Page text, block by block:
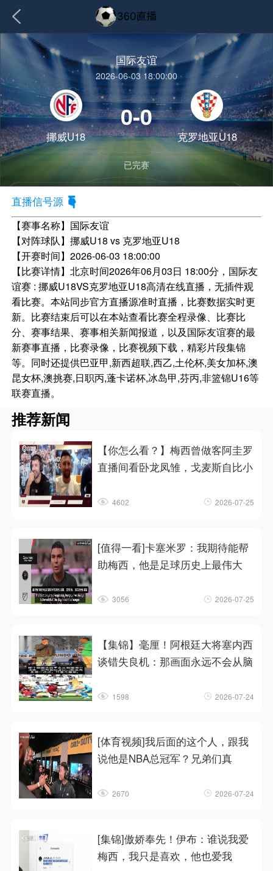
国际友谊
2026-06-03 18:00:00
挪威U18
0-0
克罗地亚U18
已完赛
直播信号源
【赛事名称】 国际友谊
【对阵球队】挪威U18 vs 克罗地亚U18
【开赛时间】2026-06-03 18:00:00
【比赛详情】北京时间2026年06月03日 18:00分，国际友
谊赛 : 挪威U18VS克罗地亚U18高清在线直播，无插件观
看比赛。本站同步官方直播源准时直播，比赛数据实时更
新。比赛结束后可以在本站查看比赛全程录像、比赛比
分、赛事结果、赛事相关新闻报道，以及国际友谊赛的最
新赛事直播，比赛录像，比赛视频下载，精彩片段集锦
等。同时还提供巴亚甲,新西超联,西乙,土伦杯,美女加杯,澳
昆女杯,澳挑赛,日职丙,蓬卡诺杯,冰岛甲,芬丙,非篮锦U16等
联赛直播。
推荐新闻
【你怎么看？】梅西曾做客阿圭罗
直播间看卧龙凤雏，戈麦斯自比小
4602 2026-07-25
[值得一看]卡塞米罗：我期待能帮
助梅西，他是足球历史上最伟大
3056 2026-07-25
【集锦】毫厘！阿根廷大将塞内西
谈错失良机：那画面永远不会从脑
1598 2026-07-24
[体育视频]我后面的这个人，跟我
说他是NBA总冠军？兄弟们真
2670 2026-07-24
[集锦]傲娇奉先！伊布：谁说我爱
梅西，我只是喜欢，他也爱我